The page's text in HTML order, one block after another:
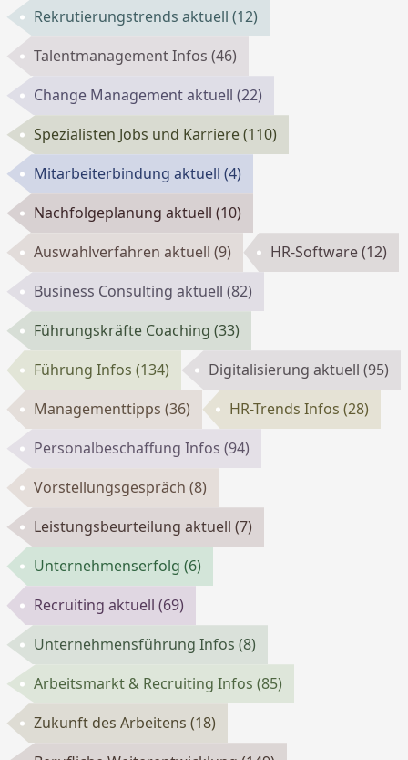
Rekrutierungstrends aktuell(12)
Talentmanagement Infos(46)
Change Management aktuell(22)
Spezialisten Jobs und Karriere(110)
Mitarbeiterbindung aktuell(4)
Nachfolgeplanung aktuell(10)
Auswahlverfahren aktuell(9) HR-Software(12)
Business Consulting aktuell(82)
Führungskräfte Coaching(33)
Führung Infos(134) Digitalisierung aktuell(95)
Managementtipps(36) HR-Trends Infos(28)
Personalbeschaffung Infos(94)
Vorstellungsgespräch(8)
Leistungsbeurteilung aktuell(7)
Unternehmenserfolg(6)
Recruiting aktuell(69)
Unternehmensführung Infos(8)
Arbeitsmarkt & Recruiting Infos(85)
Zukunft des Arbeitens(18)